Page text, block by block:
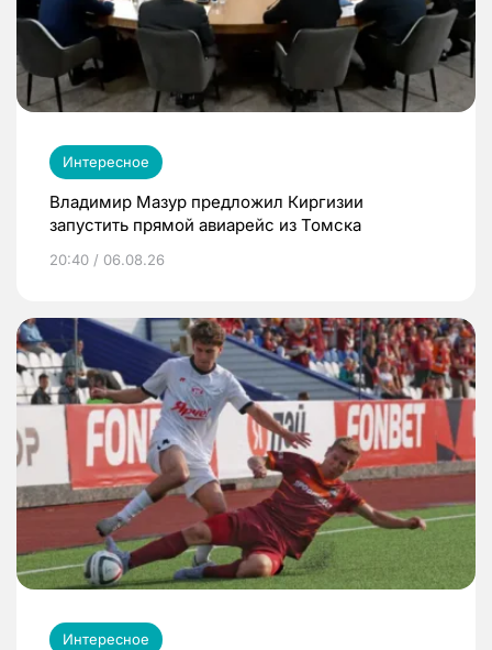
Интересное
Владимир Мазур предложил Киргизии
запустить прямой авиарейс из Томска
20:40 / 06.08.26
Интересное